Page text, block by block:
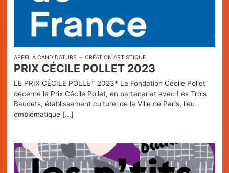
APPEL À CANDIDATURE CRÉATION ARTISTIQUE
PRIX CÉCILE POLLET 2023
LE PRIX CÉCILE POLLET 2023* La Fondation Cécile Pollet
décerne le Prix Cécile Pollet, en partenariat avec Les Trois
Baudets, établissement culturel de la Ville de Paris, lieu
emblématique [...]